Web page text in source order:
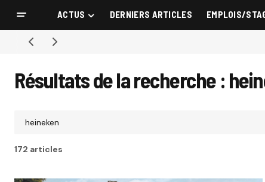
ACTUS DERNIERS ARTICLES EMPLOIS/
Résultats de la recherche :
172 articles